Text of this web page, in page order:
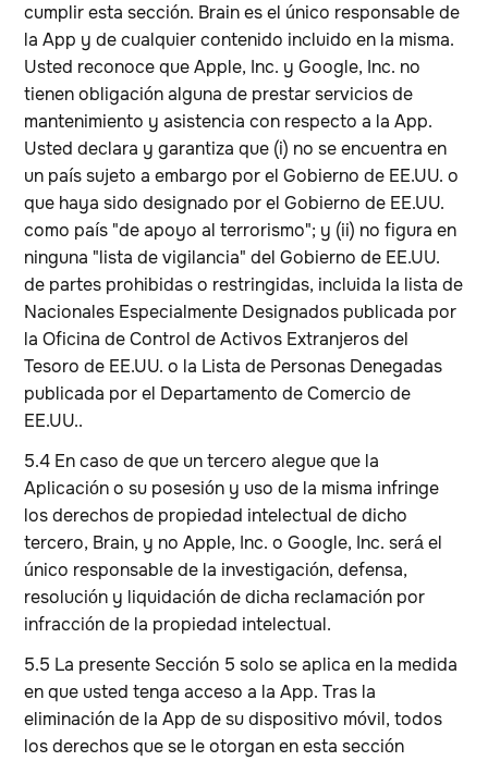
cumplir esta sección. Brain es el único responsable de
la App y de cualquier contenido incluido en la misma.
Usted reconoce que Apple, Inc. y Google, Inc. no
tienen obligación alguna de prestar servicios de
mantenimiento y asistencia con respecto a la App.
Usted declara y garantiza que (i) no se encuentra en
un país sujeto a embargo por el Gobierno de EE.UU. o
que haya sido designado por el Gobierno de EE.UU.
como país "de apoyo al terrorismo"; y (ii) no figura en
ninguna "lista de vigilancia" del Gobierno de EE.UU.
de partes prohibidas o restringidas, incluida la lista de
Nacionales Especialmente Designados publicada por
la Oficina de Control de Activos Extranjeros del
Tesoro de EE.UU. o la Lista de Personas Denegadas
publicada por el Departamento de Comercio de
EE.UU..
5.4 En caso de que un tercero alegue que la
Aplicación o su posesión y uso de la misma infringe
los derechos de propiedad intelectual de dicho
tercero, Brain, y no Apple, Inc. o Google, Inc. será el
único responsable de la investigación, defensa,
resolución y liquidación de dicha reclamación por
infracción de la propiedad intelectual.
5.5 La presente Sección 5 solo se aplica en la medida
en que usted tenga acceso a la App. Tras la
eliminación de la App de su dispositivo móvil, todos
los derechos que se le otorgan en esta sección